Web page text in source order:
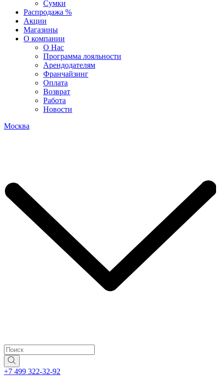
Сумки
Распродажа %
Акции
Магазины
О компании
О Нас
Программа лояльности
Арендодателям
Франчайзинг
Оплата
Возврат
Работа
Новости
Москва
+7 499 322-32-92